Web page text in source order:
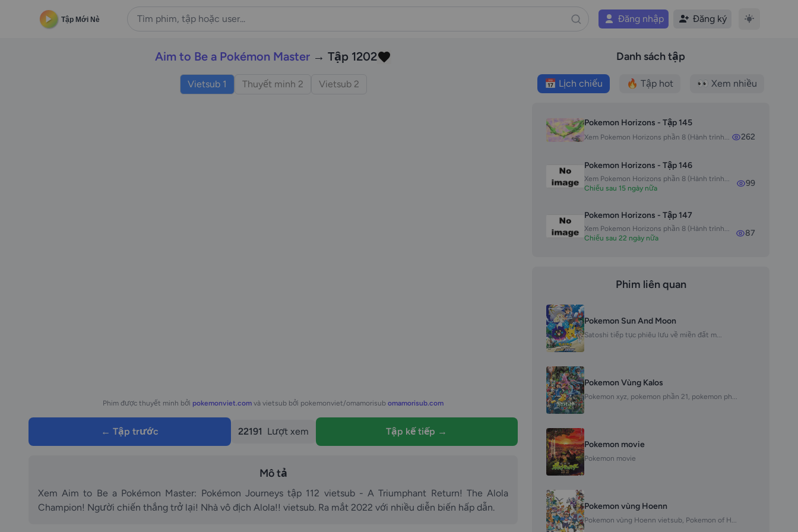
Tập Mới Nè Đăng nhập Đăng ký
Aim to Be a Pokémon Master → Tập 1202
Vietsub 1 Thuyết minh 2 Vietsub 2
Phim được thuyết minh bởi pokemonviet.com và vietsub bởi pokemonviet/omamorisub omamorisub.com
← Tập trước 22191 Lượt xem Tập kế tiếp →
Mô tả
Xem Aim to Be a Pokémon Master: Pokémon Journeys tập 112 vietsub - A Triumphant Return! The Alola
Champion! Người chiến thắng trở lại! Nhà vô địch Alola!! vietsub. Ra mắt 2022 với nhiều diễn biến hấp dẫn.
Danh sách tập
📅 Lịch chiếu 🔥 Tập hot 👀 Xem nhiều
Pokemon Horizons - Tập 145
Xem Pokemon Horizons phần 8 (Hành trình... 262
Pokemon Horizons - Tập 146
Xem Pokemon Horizons phần 8 (Hành trình...
Chiếu sau 15 ngày nữa
99
Pokemon Horizons - Tập 147
Xem Pokemon Horizons phần 8 (Hành trình...
Chiếu sau 22 ngày nữa
87
Phim liên quan
Pokemon Sun And Moon
Satoshi tiếp tục phiêu lưu về miền đất m...
Pokemon Vùng Kalos
Pokemon xyz, pokemon phần 21, pokemon ph...
Pokemon movie
Pokemon movie
Pokemon vùng Hoenn
Pokemon vùng Hoenn vietsub, Pokemon of H...